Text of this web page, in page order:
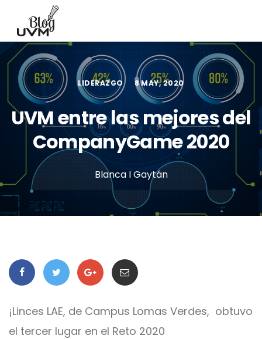
LIDERAZGO 8 MAY, 2020
UVM entre las mejores del
CompanyGame 2020
Blanca I Gaytán
¡Linces LAE, de Campus Lomas Verdes, obtuvo
el tercer lugar en el Reto 2020